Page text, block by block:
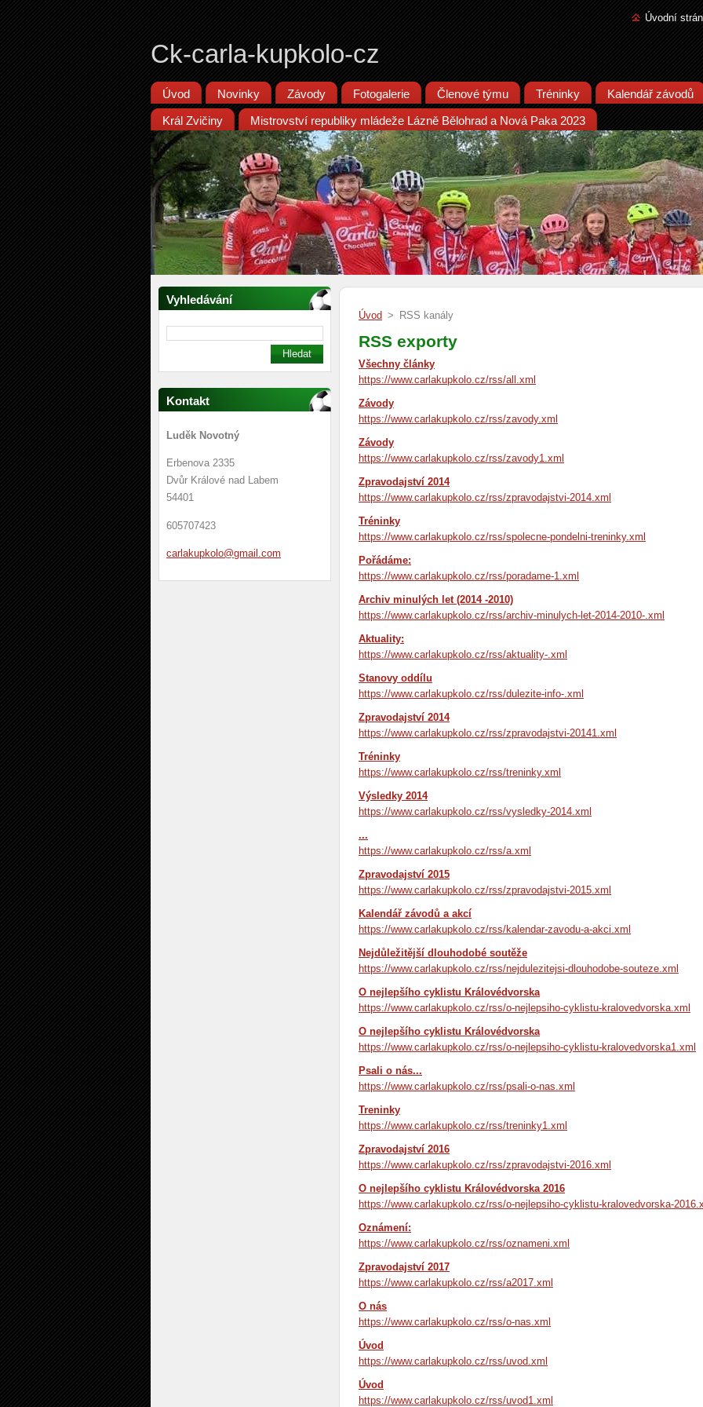
Úvodní
Ck-carla-kupkolo-cz
Úvod Novinky Závody Fotogalerie Členové týmu Tréninky Kalendář závodů
Král Zvičiny Mistrovství republiky mládeže Lázně Bělohrad a Nová Paka 2023
Vyhledávání
Kontakt
Luděk Novotný
Erbenova 2335
Dvůr Králové nad Labem
54401
605707423
carlakupkolo@gmail.com
Úvod > RSS kanály
RSS exporty
Všechny články
https://www.carlakupkolo.cz/rss/all.xml
Závody
https://www.carlakupkolo.cz/rss/zavody.xml
Závody
https://www.carlakupkolo.cz/rss/zavody1.xml
Zpravodajství 2014
https://www.carlakupkolo.cz/rss/zpravodajstvi-2014.xml
Tréninky
https://www.carlakupkolo.cz/rss/spolecne-pondelni-treninky.xml
Pořádáme:
https://www.carlakupkolo.cz/rss/poradame-1.xml
Archiv minulých let (2014 -2010)
https://www.carlakupkolo.cz/rss/archiv-minulych-let-2014-2010-.xml
Aktuality:
https://www.carlakupkolo.cz/rss/aktuality-.xml
Stanovy oddílu
https://www.carlakupkolo.cz/rss/dulezite-info-.xml
Zpravodajství 2014
https://www.carlakupkolo.cz/rss/zpravodajstvi-20141.xml
Tréninky
https://www.carlakupkolo.cz/rss/treninky.xml
Výsledky 2014
https://www.carlakupkolo.cz/rss/vysledky-2014.xml
...
https://www.carlakupkolo.cz/rss/a.xml
Zpravodajství 2015
https://www.carlakupkolo.cz/rss/zpravodajstvi-2015.xml
Kalendář závodů a akcí
https://www.carlakupkolo.cz/rss/kalendar-zavodu-a-akci.xml
Nejdůležitější dlouhodobé soutěže
https://www.carlakupkolo.cz/rss/nejdulezitejsi-dlouhodobe-souteze.xml
O nejlepšího cyklistu Královédvorska
https://www.carlakupkolo.cz/rss/o-nejlepsiho-cyklistu-kralovedvorska.xml
O nejlepšího cyklistu Královédvorska
https://www.carlakupkolo.cz/rss/o-nejlepsiho-cyklistu-kralovedvorska1.xml
Psali o nás...
https://www.carlakupkolo.cz/rss/psali-o-nas.xml
Treninky
https://www.carlakupkolo.cz/rss/treninky1.xml
Zpravodajství 2016
https://www.carlakupkolo.cz/rss/zpravodajstvi-2016.xml
O nejlepšího cyklistu Královédvorska 2016
https://www.carlakupkolo.cz/rss/o-nejlepsiho-cyklistu-kralovedvorska-
Oznámení:
https://www.carlakupkolo.cz/rss/oznameni.xml
Zpravodajství 2017
https://www.carlakupkolo.cz/rss/a2017.xml
O nás
https://www.carlakupkolo.cz/rss/o-nas.xml
Úvod
https://www.carlakupkolo.cz/rss/uvod.xml
Úvod
https://www.carlakupkolo.cz/rss/uvod1.xml